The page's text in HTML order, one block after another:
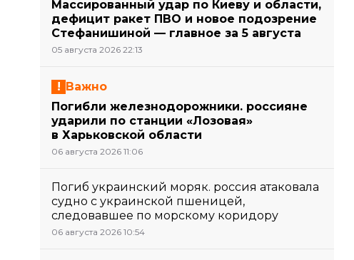
Массированный удар по Киеву и области,
дефицит ракет ПВО и новое подозрение
Стефанишиной — главное за 5 августа
05 августа 2026 22:13
Важно
Погибли железнодорожники. россияне
ударили по станции «Лозовая»
в Харьковской области
06 августа 2026 11:06
Погиб украинский моряк. россия атаковала
судно с украинской пшеницей,
следовавшее по морскому коридору
06 августа 2026 10:54